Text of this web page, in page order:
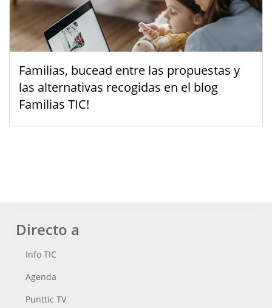
Familias, bucead entre las propuestas y
las alternativas recogidas en el blog
Familias TIC!
Directo a
Info TIC
Agenda
Punttic TV